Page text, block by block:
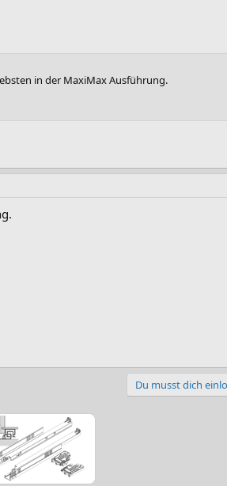
in der MaxiMax Ausführung.
Du musst dich